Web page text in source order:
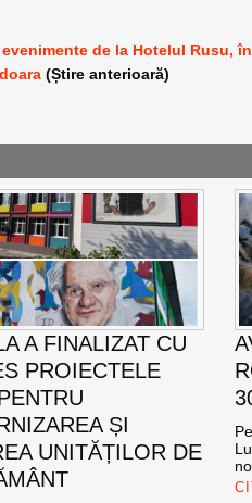
evenimente de la Hotelul Rusu,
(Știre anterioară)
A FINALIZAT CU
PROIECTELE
ȘI
UNITĂȚILOR DE